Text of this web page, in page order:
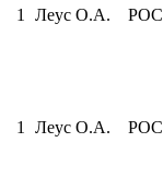
1 Леус О.А. РОС
1 Леус О.А. РОС